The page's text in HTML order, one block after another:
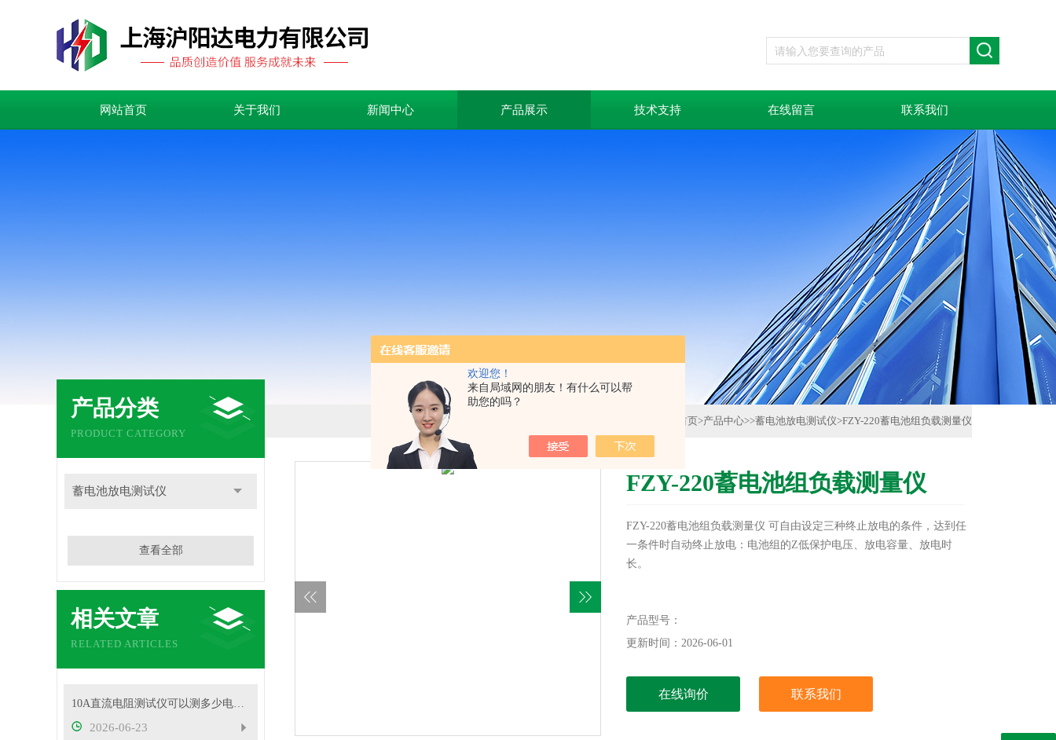
欢迎您！
来自局域网的朋友！有什么可以帮
助您的吗？
网站首页 关于我们 新闻中心 产品展示 技术支持 在线留言 联系我们
产品分类
PRODUCT CATEGORY
蓄电池放电测试仪
查看全部
相关文章
RELATED ARTICLES
10A直流电阻测试仪可以测多少电压的变压器？
2026-06-23
首页>产品中心>>蓄电池放电测试仪>FZY-220蓄电池组负载测量仪
FZY-220蓄电池组负载测量仪
FZY-220蓄电池组负载测量仪 可自由设定三种终止放电的条件，达到任
一条件时自动终止放电：电池组的Z低保护电压、放电容量、放电时
长。
产品型号：
更新时间：2026-06-01
在线询价 联系我们